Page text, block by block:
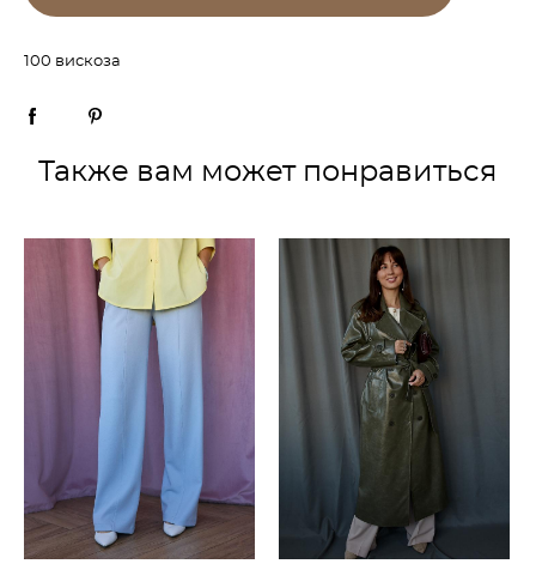
100 вискоза
Также вам может понравиться